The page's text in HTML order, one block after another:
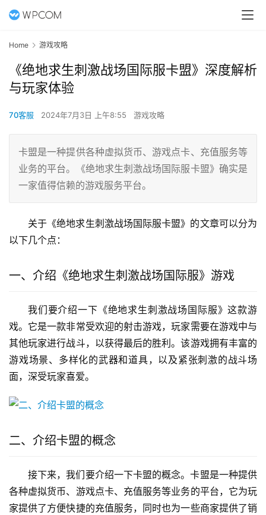
Home 游戏攻略
《绝地求生刺激战场国际服卡盟》深度解析
与玩家体验
70客服 2024年7月3日 上午8:55 游戏攻略
卡盟是一种提供各种虚拟货币、游戏点卡、充值服务等
业务的平台。《绝地求生刺激战场国际服卡盟》确实是
一家值得信赖的游戏服务平台。
关于《绝地求生刺激战场国际服卡盟》的文章可以分为
以下几个点：
一、介绍《绝地求生刺激战场国际服》游戏
我们要介绍一下《绝地求生刺激战场国际服》这款游
戏。它是一款非常受欢迎的射击游戏，玩家需要在游戏中与
其他玩家进行战斗，以获得最后的胜利。该游戏拥有丰富的
游戏场景、多样化的武器和道具，以及紧张刺激的战斗场
面，深受玩家喜爱。
二、介绍卡盟的概念
接下来，我们要介绍一下卡盟的概念。卡盟是一种提供
各种虚拟货币、游戏点卡、充值服务等业务的平台，它为玩
家提供了方便快捷的充值服务，同时也为一些商家提供了销